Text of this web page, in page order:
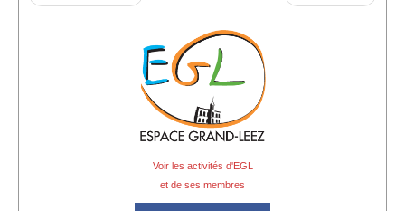
Voir les activités d'EGL
et de ses membres